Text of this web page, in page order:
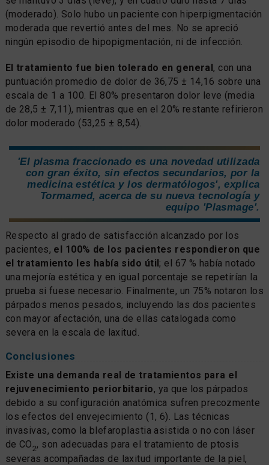
(moderado). Solo hubo un paciente con hiperpigmentación
moderada que revertió antes del mes. No se apreció
ningún episodio de hipopigmentación, ni de infección.
El tratamiento fue bien tolerado en general, con una
puntuación promedio de dolor de 36,75 ± 14,16 sobre una
escala de 1 a 100. El 80% presentaron dolor leve (media
de 28,5 ± 7,11), mientras que en el 20% restante refirieron
dolor moderado (53,25 ± 8,54).
'El plasma fraccionado es una novedad utilizada
con gran éxito, sin efectos secundarios, por la
medicina estética y los dermatólogos', explica
Tormamed, acerca de su nueva tecnología y
equipo 'Plasmage'.
Respecto al grado de satisfacción alcanzado por los
pacientes, el 100% de los pacientes respondieron que
el tratamiento les había sido útil; el 67 % había notado
una mejoría estética y en igual porcentaje se repetirían la
prueba si fuese necesario. Finalmente, un 75% notaron los
párpados menos pesados, incluyendo las dos pacientes
con mayor afectación, una de ellas catalogada como
severa en la escala de laxitud.
Conclusiones
Existe una demanda real de tratamientos para el
rejuvenecimiento periorbitario, ya que los párpados
debido a su configuración anatómica sufren precozmente
los efectos del envejecimiento (1, 6). Las técnicas
invasivas, como la blefaroplastia asistida o no con láser
de CO2, son adecuadas para el tratamiento de ptosis
severas acompañadas de laxitud importante de la piel,